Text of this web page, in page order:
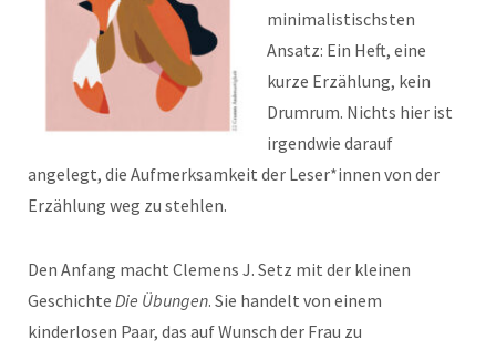
minimalistischsten
Ansatz: Ein Heft, eine
kurze Erzählung, kein
Drumrum. Nichts hier ist
irgendwie darauf
angelegt, die Aufmerksamkeit der Leser*innen von der
Erzählung weg zu stehlen.
Den Anfang macht Clemens J. Setz mit der kleinen
Geschichte Die Übungen. Sie handelt von einem
kinderlosen Paar, das auf Wunsch der Frau zu